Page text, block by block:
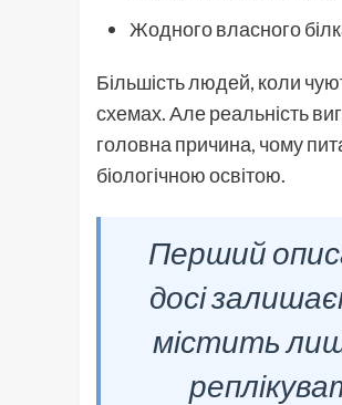
Жодного власного
Більшість людей, коли
схемах. Але реальність
головна причина, чому
біологічною освітою.
Перший
досі
містить